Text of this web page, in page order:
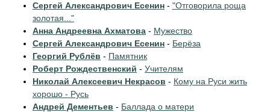
Сергей Александрович Есенин - "Отговорила роща
золотая..."
Анна Андреевна Ахматова - Мужество
Сергей Александрович Есенин - Берёза
Георгий Рублёв - Памятник
Роберт Рождественский - Учителям
Николай Алексеевич Некрасов - Кому на Руси жить
хорошо - Русь
Андрей Дементьев - Баллада о матери